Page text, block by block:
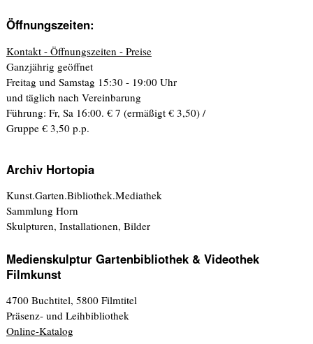
Öffnungszeiten:
Kontakt - Öffnungszeiten - Preise
Ganzjährig geöffnet
Freitag und Samstag 15:30 - 19:00 Uhr
und täglich nach Vereinbarung
Führung: Fr, Sa 16:00. € 7 (ermäßigt € 3,50) /
Gruppe € 3,50 p.p.
Archiv Hortopia
Kunst.Garten.Bibliothek.Mediathek
Sammlung Horn
Skulpturen, Installationen, Bilder
Medienskulptur Gartenbibliothek & Videothek
Filmkunst
4700 Buchtitel, 5800 Filmtitel
Präsenz- und Leihbibliothek
Online-Katalog